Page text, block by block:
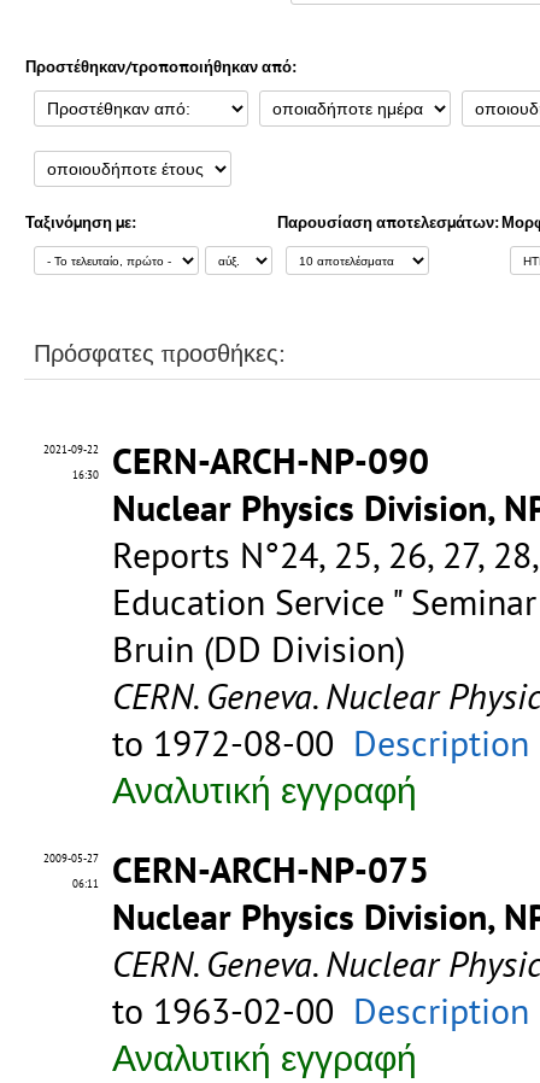
Προστέθηκαν/τροποποιήθηκαν από:
Ταξινόμηση με: Παρουσίαση αποτελεσμάτων:
Πρόσφατες προσθήκες:
2021-09-22
16:30
CERN-ARCH-NP-090
Nuclear Physics Division,
Reports N°24, 25, 26, 27,
Education Service "
Bruin (DD Division)
CERN. Geneva. Nuclear
to 1972-08-00
Αναλυτική εγγραφή
2009-05-27
06:11
CERN-ARCH-NP-075
Nuclear Physics Division,
CERN. Geneva. Nuclear
to 1963-02-00
Αναλυτική εγγραφή